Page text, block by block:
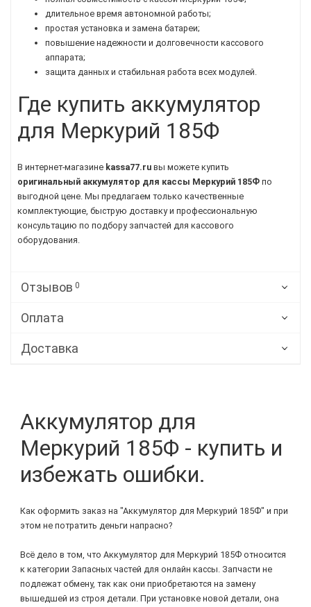
длительное время автономной работы;
простая установка и замена батареи;
повышение надежности и долговечности кассового
аппарата;
защита данных и стабильная работа всех модулей.
Где купить аккумулятор
для Меркурий 185Ф
В интернет-магазине kassa77.ru вы можете купить
оригинальный аккумулятор для кассы Меркурий 185Ф по
выгодной цене. Мы предлагаем только качественные
комплектующие, быструю доставку и профессиональную
консультацию по подбору запчастей для кассового
оборудования.
Отзывов 0
Оплата
Доставка
Аккумулятор для
Меркурий 185Ф - купить и
избежать ошибки.
Как оформить заказ на "Аккумулятор для Меркурий 185Ф" и при
этом не потратить деньги напрасно?
Всё дело в том, что Аккумулятор для Меркурий 185Ф относится
к категории Запасных частей для онлайн кассы. Запчасти не
подлежат обмену, так как они приобретаются на замену
вышедшей из строя детали. При установке новой детали, она